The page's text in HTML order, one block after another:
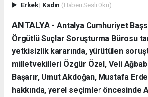
Erkek| Kadın (Haberi Sesli Oku)
ANTALYA -Antalya Cumhuriyet
Örgütlü Suçlar Soruşturma Bürosu
yetkisizlik kararında, yürütülen
milletvekilleri Özgür Özel, Veli
Başarır, Umut Akdoğan, Mustafa
hakkında, yerel seçimler öncesinde